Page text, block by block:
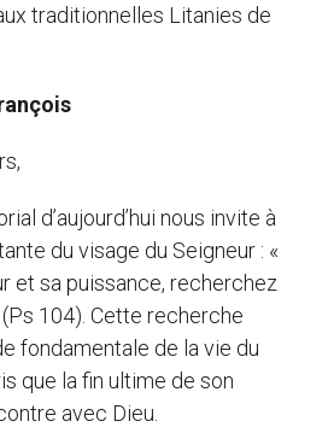
traditionnelles Litanies de
d’aujourd’hui nous invite à
du visage du Seigneur : «
et sa puissance, recherchez
104). Cette recherche
fondamentale de la vie du
que la fin ultime de son
avec Dieu.